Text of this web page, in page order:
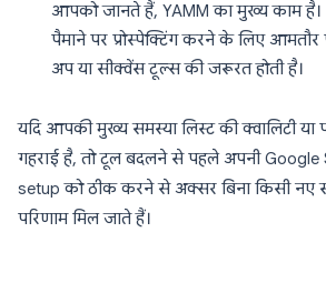
आपको जानते हैं, YAMM का मुख्य काम है।
पैमाने पर प्रोस्पेक्टिंग करने के लिए आमतौर
अप या सीक्वेंस टूल्स की जरूरत होती है।
यदि आपकी मुख्य समस्या लिस्ट की क्वालिटी या
गहराई है, तो टूल बदलने से पहले अपनी Google
setup को ठीक करने से अक्सर बिना किसी नए
परिणाम मिल जाते हैं।